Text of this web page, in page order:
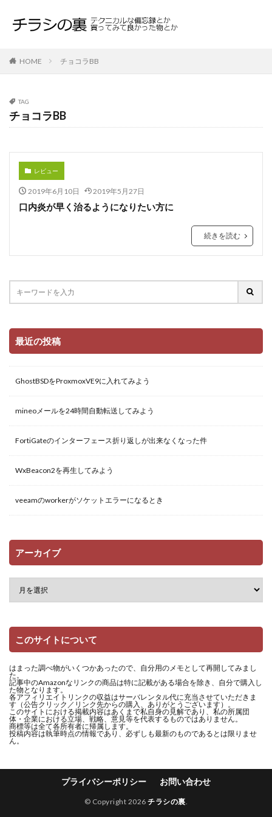
HOME チョコラBB
TAG
チョコラBB
レビュー
2019年6月10日 2019年5月27日
口内炎が早く治るようになりたい方に
続きを読む
最近の投稿
GhostBSDをProxmoxVE9に入れてみよう
mineoメールを24時間自動転送してみよう
FortiGateのインターフェース折り返しが出来なくなった件
WxBeacon2を再生してみよう
veeamのworkerがソケットエラーになるとき
アーカイブ
このサイトについて
はまった調べ物がいくつかあったので、自分用のメモとして再開してみまし
た。
記事中のAmazonなリンクの商品は特に記載がある場合を除き、自分で購入し
た物となります。
各アフィリエイトリンクの収益はサーバレンタル代に充当させていただきま
す（公告クリック／リンク先からの購入、ありがとうございます）。
このサイトにおける掲載内容はあくまで私自身の見解であり、私の所属団
体・企業における立場、戦略、意見等を代表するものではありません。
商標等は全て各所有者に帰属します。
投稿内容は執筆時点の情報であり、必ずしも最新のものであるとは限りませ
ん。
プライバシーポリシー お問い合わせ
© Copyright 2026チラシの裏.